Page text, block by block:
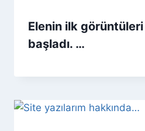
Elenin ilk
başladı. …